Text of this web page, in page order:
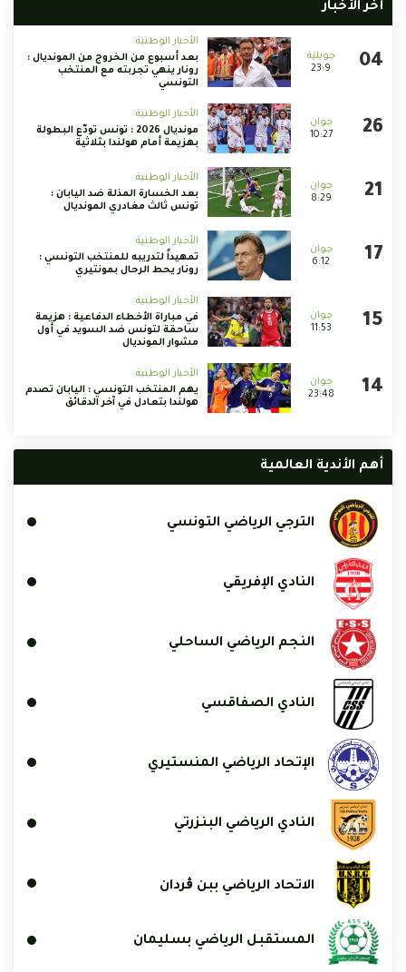
أخر الأخبار
23:9
الأخبار الوطنية
بعد أسبوع من الخروج من المونديال :
رونار ينهي تجربته مع المنتخب
التونسي
10:27
الأخبار الوطنية
مونديال 2026 : تونس تودّع البطولة
بهزيمة أمام هولندا بثلاثية
8:29
الأخبار الوطنية
بعد الخسارة المذلة ضد اليابان :
تونس ثالث مغادري المونديال
6:12
الأخبار الوطنية
تمهيداً لتدريبه للمنتخب التونسي :
رونار يحط الرحال بمونتيري
11:53
الأخبار الوطنية
في مباراة الأخطاء الدفاعية : هزيمة
ساحقة لتونس ضد السويد في أول
مشوار المونديال
23:48
الأخبار الوطنية
يهم المنتخب التونسي : اليابان تصدم
هولندا بتعادل في آخر الدقائق
أهم الأندية العالمية
الترجي الرياضي التونسي
النادي الإفريقي
النجم الرياضي الساحلي
النادي الصفاقسي
الإتحاد الرياضي المنستيري
النادي الرياضي البنزرتي
الاتحاد الرياضي ببن ڨردان
المستقبل الرياضي بسليمان